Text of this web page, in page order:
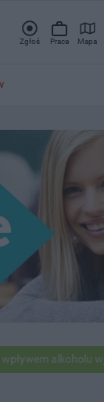
Zgłoś Praca Mapa
alkoholu